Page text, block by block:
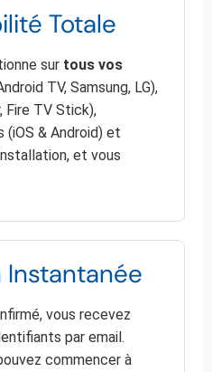
Totale
sur tous vos
TV, Samsung, LG),
Fire TV Stick),
& Android) et
et vous
vous recevez
par email.
commencer à